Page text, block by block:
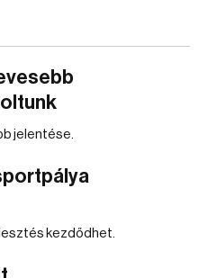
jelentése.
kezdődhet.